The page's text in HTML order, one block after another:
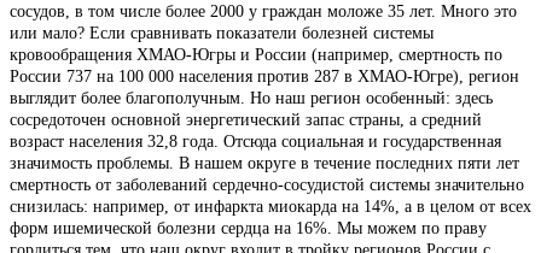
сосудов, в том числе более 2000 у граждан моложе 35 лет. Много это
или мало? Если сравнивать показатели болезней системы
кровообращения ХМАО-Югры и России (например, смертность по
России 737 на 100 000 населения против 287 в ХМАО-Югре), регион
выглядит более благополучным. Но наш регион особенный: здесь
сосредоточен основной энергетический запас страны, а средний
возраст населения 32,8 года. Отсюда социальная и государственная
значимость проблемы. В нашем округе в течение последних пяти лет
смертность от заболеваний сердечно-сосудистой системы значительно
снизилась: например, от инфаркта миокарда на 14%, а в целом от всех
форм ишемической болезни сердца на 16%. Мы можем по праву